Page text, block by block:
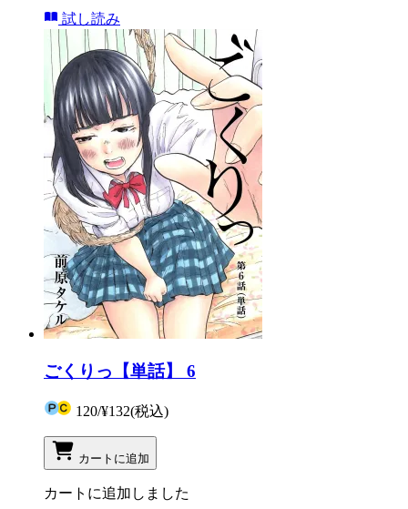
試し読み
ごくりっ【単話】 6
120/¥132(税込)
カートに追加
カートに追加しました